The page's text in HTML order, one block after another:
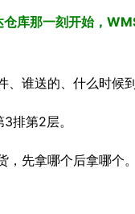
库那一刻开始，
、谁送的、什么时候
排第2层。
，先拿哪个后拿哪个